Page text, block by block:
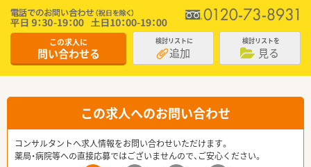
この求人に
問い合わせる
検討リストに
追加
検討リストを
見る
この求人へのお問い合わせ
コンサルタントへ求人情報をお問い合わせいただけます。
薬局・病院等への直接応募ではございませんので、ご安心ください。